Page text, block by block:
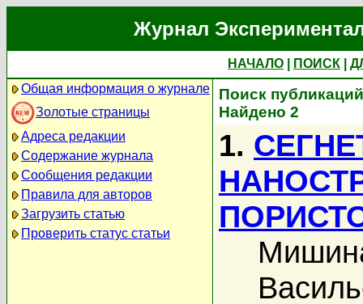
Журнал
НАЧАЛО ПОИСК
Общая информация о журнале
Золотые страницы
Адреса редакции
Содержание журнала
Сообщения редакции
Правила для авторов
Загрузить статью
Проверить статус статьи
Поиск
Найдено 2
1.